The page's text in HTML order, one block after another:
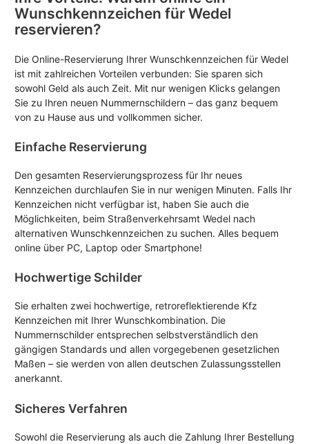
Wunschkennzeichen für Wedel
reservieren?
Die Online-Reservierung Ihrer Wunschkennzeichen für Wedel
ist mit zahlreichen Vorteilen verbunden: Sie sparen sich
sowohl Geld als auch Zeit. Mit nur wenigen Klicks gelangen
Sie zu Ihren neuen Nummernschildern – das ganz bequem
von zu Hause aus und vollkommen sicher.
Einfache Reservierung
Den gesamten Reservierungsprozess für Ihr neues
Kennzeichen durchlaufen Sie in nur wenigen Minuten. Falls Ihr
Kennzeichen nicht verfügbar ist, haben Sie auch die
Möglichkeiten, beim Straßenverkehrsamt Wedel nach
alternativen Wunschkennzeichen zu suchen. Alles bequem
online über PC, Laptop oder Smartphone!
Hochwertige Schilder
Sie erhalten zwei hochwertige, retroreflektierende Kfz
Kennzeichen mit Ihrer Wunschkombination. Die
Nummernschilder entsprechen selbstverständlich den
gängigen Standards und allen vorgegebenen gesetzlichen
Maßen – sie werden von allen deutschen Zulassungsstellen
anerkannt.
Sicheres Verfahren
Sowohl die Reservierung als auch die Zahlung Ihrer Bestellung